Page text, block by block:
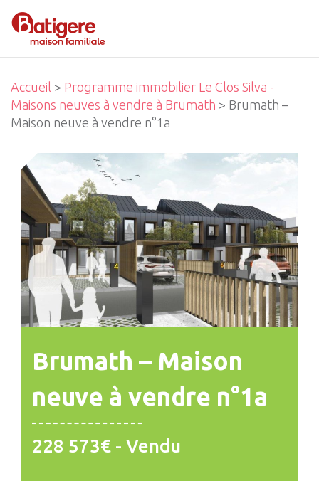
Accueil > Programme immobilier Le Clos Silva -
Maisons neuves à vendre à Brumath > Brumath –
Maison neuve à vendre n°1a
Brumath – Maison
neuve à vendre n°1a
228 573€ - Vendu